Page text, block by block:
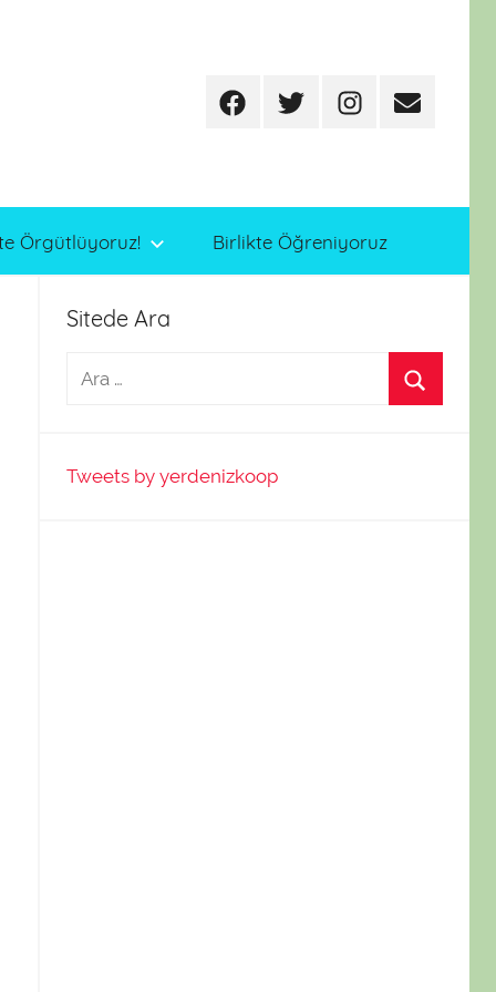
FacebookTwitterInstagram
E-
Örgütlüyoruz! Birlikte Öğreniyoruz
Sitede Ara
Tweets by yerdenizkoop